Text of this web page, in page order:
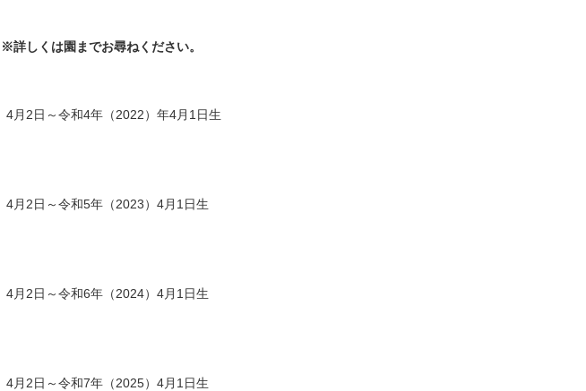
※詳しくは園までお尋ねください。
4月2日～令和4年（2022）年4月1日生
4月2日～令和5年（2023）4月1日生
4月2日～令和6年（2024）4月1日生
4月2日～令和7年（2025）4月1日生